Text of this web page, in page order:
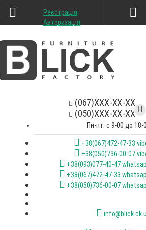
(067)XXX-XX-XX
(050)XXX-XX-XX
Пн-пт. с 9-00 до 18-
+38(067)472-47-33
+38(050)736-00-07
+38(093)077-40-47
+38(067)472-47-33
+38(050)736-00-07
Реєстрація
Авторизація